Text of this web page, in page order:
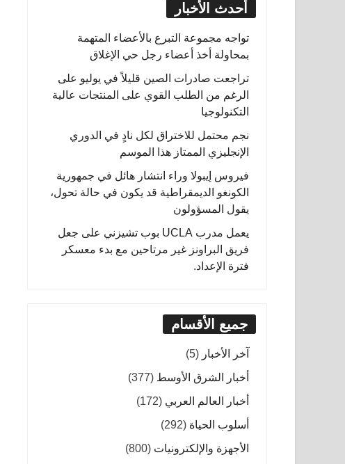
أحدث الأخبار
تواجه مجموعة التبرع بالأعضاء المتهمة
بمحاولة أخذ أعضاء رجل حي الإغلاق
تراجعت صادرات الصين قليلاً في يوليو على
الرغم من الطلب القوي على المنتجات عالية
التكنولوجيا
نجم محتمل للاختراق لكل نادٍ في الدوري
الإنجليزي الممتاز هذا الموسم
فيروس إيبولا وراء انتشار هائل في جمهورية
الكونغو الديمقراطية قد يكون في حالة تحول،
يقول المسؤولون
يعمل مدرب UCLA بوب تشيزني على جعل
فريق البراونز غير مرتاحين مع بدء معسكر
فترة الإعداد.
جميع الأقسام
آخر الأخبار (5)
أخبار الشرق الأوسط (377)
أخبار العالم العربي (172)
أسلوب الحياة (292)
الأجهزة والإلكترونيات (800)